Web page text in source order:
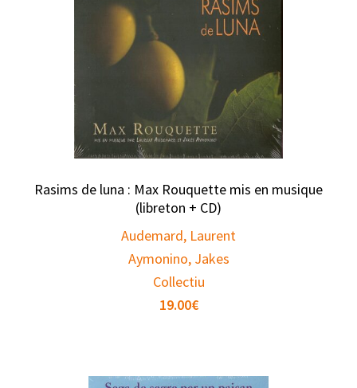
Rasims de luna : Max Rouquette mis en musique
(libreton + CD)
Audemard, Laurent
Aymonino, Jakes
Collectiu
19.00€